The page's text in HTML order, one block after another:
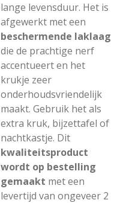
lange levensduur. Het is
afgewerkt met een
beschermende laklaag
die de prachtige nerf
accentueert en het
krukje zeer
onderhoudsvriendelijk
maakt. Gebruik het als
extra kruk, bijzettafel of
nachtkastje. Dit
kwaliteitsproduct
wordt op bestelling
gemaakt met een
levertijd van ongeveer 2